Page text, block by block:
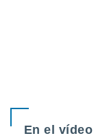
En el vídeo